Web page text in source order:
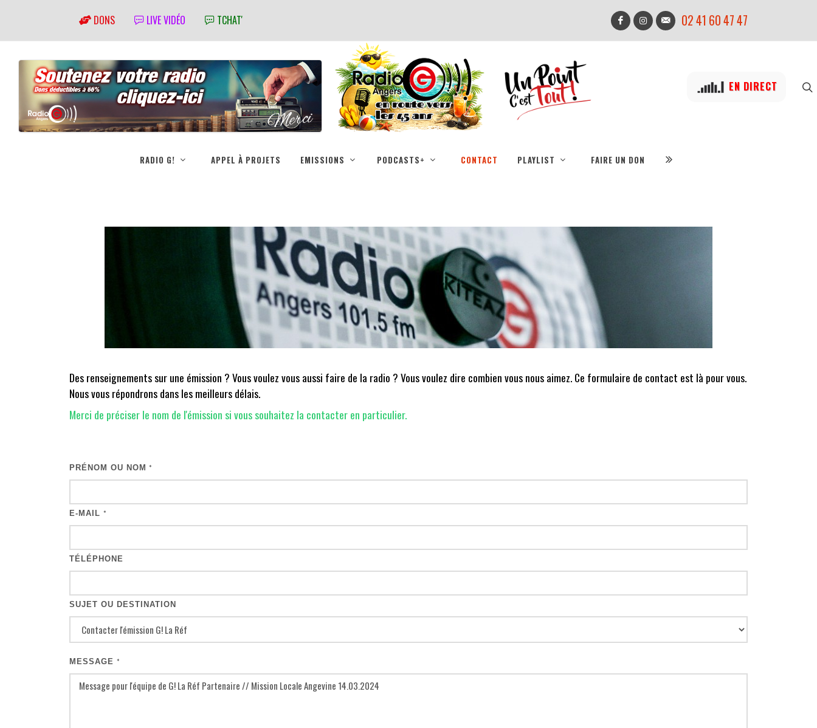
DONS LIVE VIDÉO TCHAT' 02 41 60 47 47
EN DIRECT
RADIO G! APPEL À PROJETS EMISSIONS PODCASTS+ CONTACT PLAYLIST FAIRE UN DON
Des renseignements sur une émission ? Vous voulez vous aussi faire de la radio ? Vous voulez dire combien vous nous aimez. Ce formulaire de contact est là pour vous.
Nous vous répondrons dans les meilleurs délais.
Merci de préciser le nom de l'émission si vous souhaitez la contacter en particulier.
PRÉNOM OU NOM *
E-MAIL *
TÉLÉPHONE
SUJET OU DESTINATION
MESSAGE *